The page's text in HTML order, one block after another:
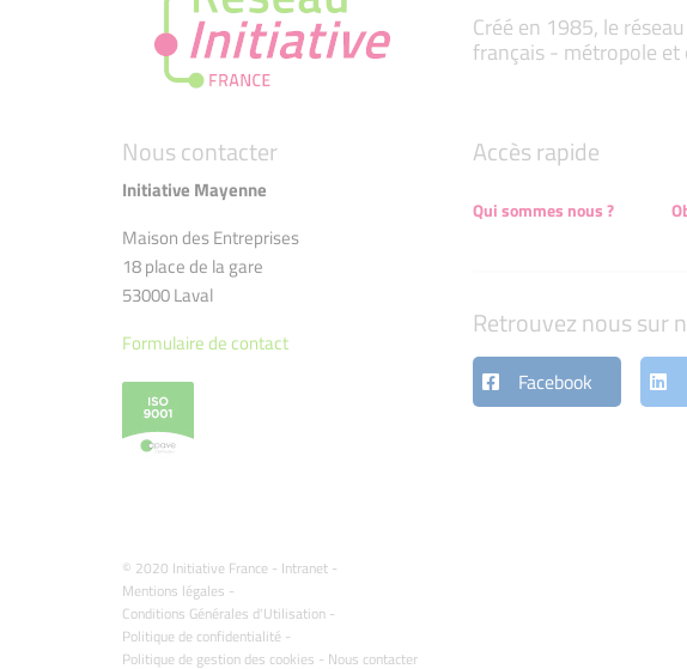
Créé en 1985, le
français - métropole
Nous contacter
Initiative Mayenne
Maison des Entreprises
18 place de la gare
53000 Laval
Formulaire de contact
© 2020 Initiative France - Intranet -
Mentions légales -
Conditions Générales d'Utilisation -
Politique de confidentialité -
Politique de gestion des cookies - Nous contacter
Accès rapide
Qui sommes nous ?
Retrouvez nous sur
Facebook